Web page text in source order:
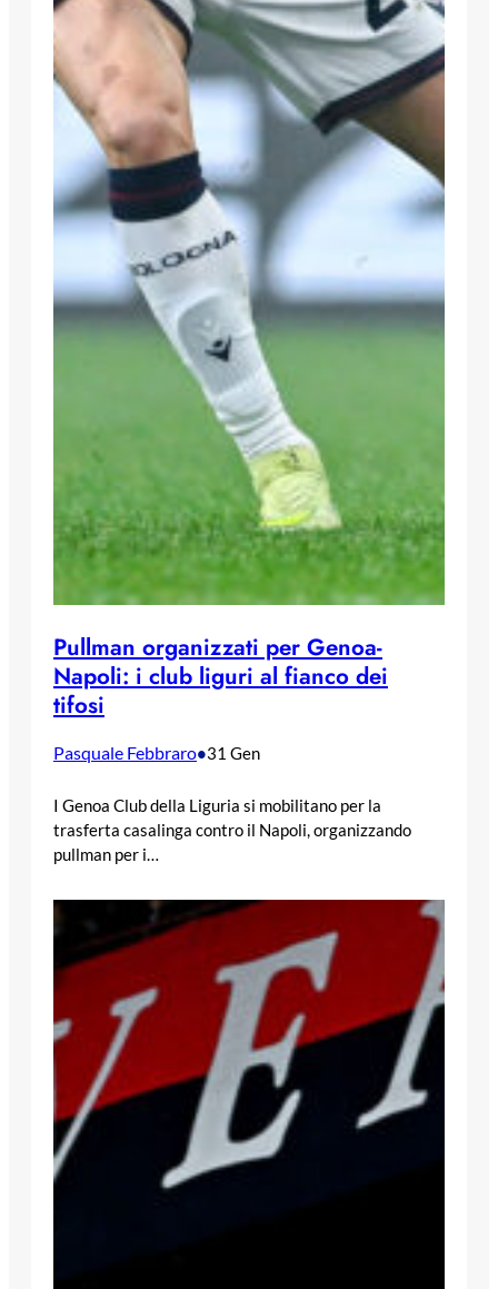
Pullman organizzati per Genoa-
Napoli: i club liguri al fianco dei
tifosi
Pasquale Febbraro•31 Gen
I Genoa Club della Liguria si mobilitano per la
trasferta casalinga contro il Napoli, organizzando
pullman per i…